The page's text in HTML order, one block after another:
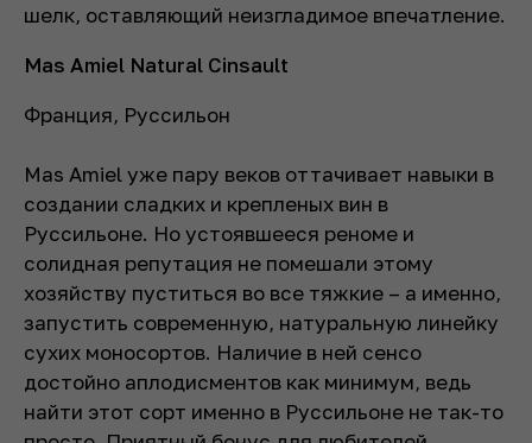
шелк, оставляющий неизгладимое впечатление.
Mas Amiel Natural Cinsault
Франция, Руссильон
Mas Amiel уже пару веков оттачивает навыки в
создании сладких и крепленых вин в
Руссильоне. Но устоявшееся реноме и
солидная репутация не помешали этому
хозяйству пуститься во все тяжкие – а именно,
запустить современную, натуральную линейку
сухих моносортов. Наличие в ней сенсо
достойно аплодисментов как минимум, ведь
найти этот сорт именно в Руссильоне не так-то